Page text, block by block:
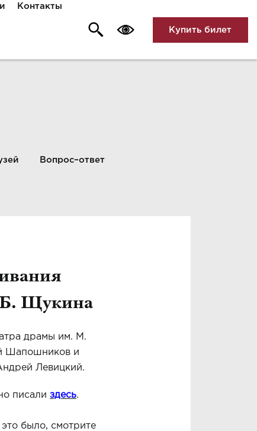
Контакты
Купить билет
Вопрос–ответ
Б. Щукина
драмы им. М.
Шапошников и
Левицкий.
писали здесь.
было, смотрите